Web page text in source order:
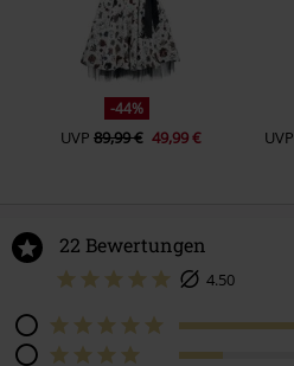
-44%
UVP 89,99 € 49,99 € UVP
22 Bewertungen
4.50